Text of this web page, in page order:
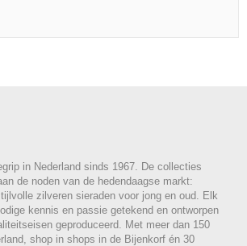
in Nederland sinds 1967. De collecties
de noden van de hedendaagse markt:
zilveren sieraden voor jong en oud. Elk
kennis en passie getekend en ontworpen
geproduceerd. Met meer dan 150
shop in shops in de Bijenkorf én 30